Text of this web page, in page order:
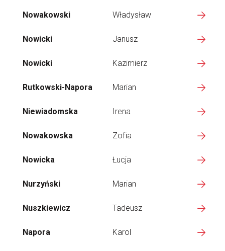
Nowakowski Władysław
Nowicki Janusz
Nowicki Kazimierz
Rutkowski-Napora Marian
Niewiadomska Irena
Nowakowska Zofia
Nowicka Łucja
Nurzyński Marian
Nuszkiewicz Tadeusz
Napora Karol